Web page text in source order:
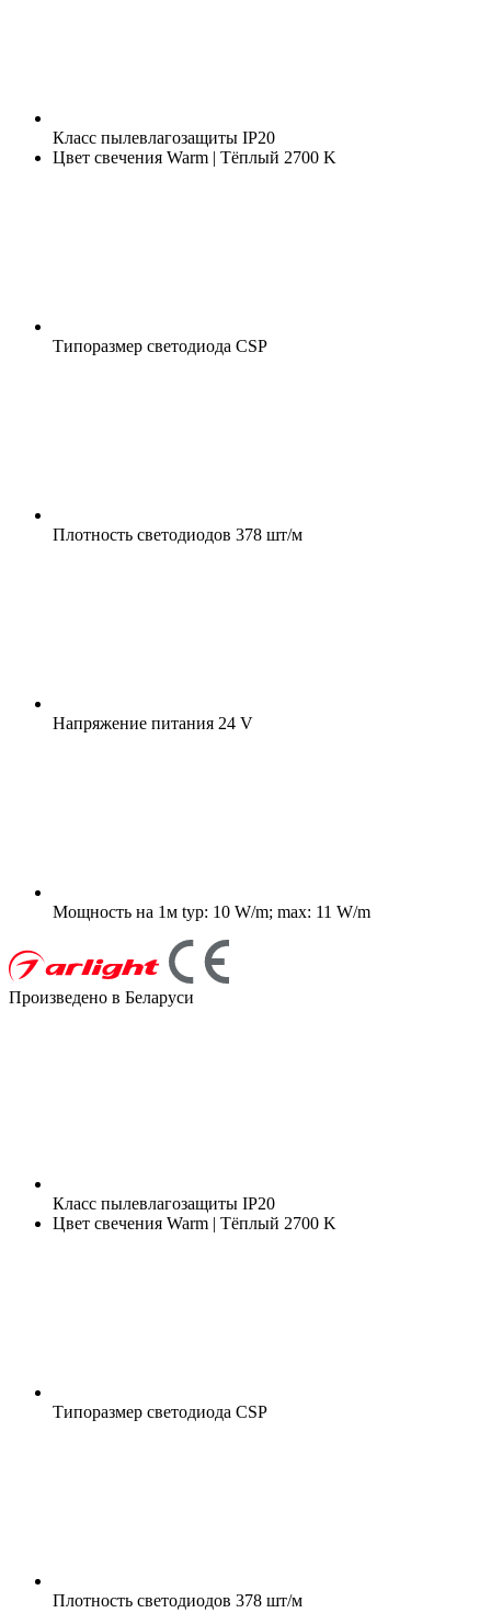
Класс пылевлагозащиты IP20
Цвет свечения Warm | Тёплый 2700 K
Типоразмер светодиода CSP
Плотность светодиодов 378 шт/м
Напряжение питания 24 V
Мощность на 1м typ: 10 W/m; max: 11 W/m
Произведено в Беларуси
Класс пылевлагозащиты IP20
Цвет свечения Warm | Тёплый 2700 K
Типоразмер светодиода CSP
Плотность светодиодов 378 шт/м